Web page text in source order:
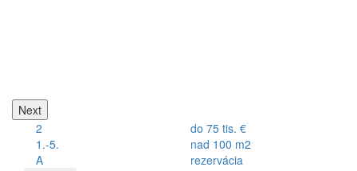
Next
2
do 75 tis. €
1.-5.
nad 100 m2
A
rezervácia